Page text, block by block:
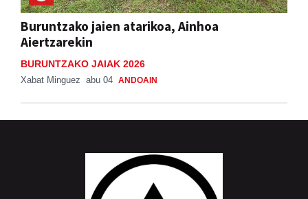
Buruntzako jaien atarikoa, Ainhoa
Aiertzarekin
BURUNTZAKO JAIAK 2026
Xabat Minguez abu 04 ANDOAIN